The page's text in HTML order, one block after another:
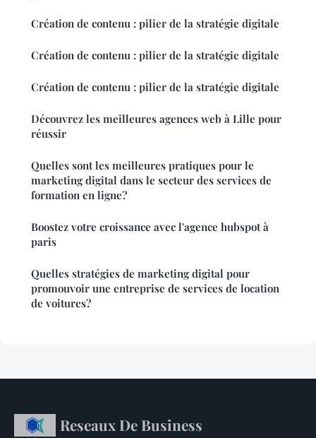
Création de contenu : pilier de la stratégie digitale
Création de contenu : pilier de la stratégie digitale
Création de contenu : pilier de la stratégie digitale
Découvrez les meilleures agences web à Lille pour
réussir
Quelles sont les meilleures pratiques pour le
marketing digital dans le secteur des services de
formation en ligne?
Boostez votre croissance avec l'agence hubspot à
paris
Quelles stratégies de marketing digital pour
promouvoir une entreprise de services de location
de voitures?
Reseaux De Business